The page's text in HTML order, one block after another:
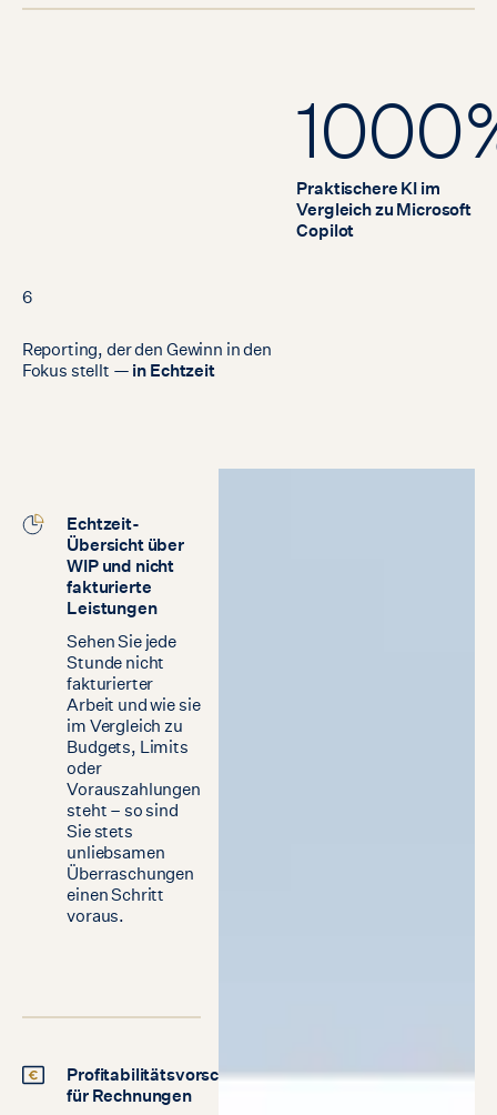
Praktischere KI im
Vergleich zu Microsoft
Copilot
6
Reporting, derden Gewinn inden
Fokus stellt — in Echtzeit
Echtzeit-
Übersicht über
WIP und nicht
fakturierte
Leistungen
Sehen Sie jede
Stunde nicht
fakturierter
Arbeit und wie sie
im Vergleich zu
Budgets, Limits
oder
Vorauszahlungen
steht – so sind
Sie stets
unliebsamen
Überraschungen
einen Schritt
voraus.
Profitabilitätsvorschau
für Rechnungen